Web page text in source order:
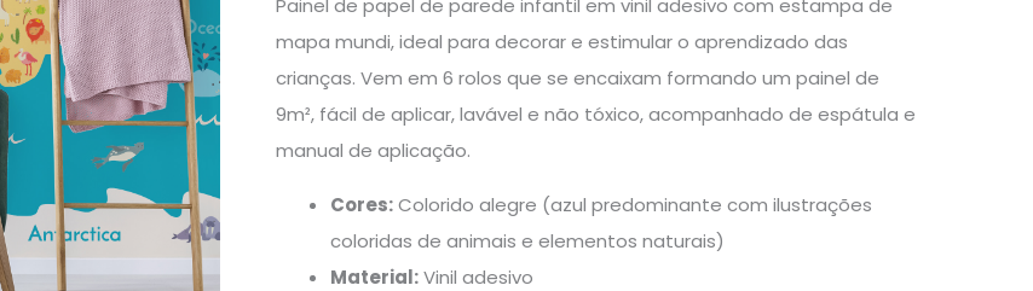
9m²
quantidade
mapa mundi, ideal para decorar e estimular o aprendizado das
crianças. Vem em 6 rolos que se encaixam formando um painel de
9m², fácil de aplicar, lavável e não tóxico, acompanhado de espátula e
manual de aplicação.
Cores:Colorido alegre (azul predominante com ilustrações
coloridas de animais e elementos naturais)
Material:Vinil adesivo